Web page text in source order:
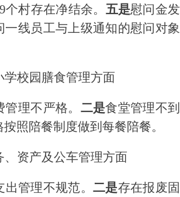
村存在净结余。 五是慰问金发
一线员工与上级通知的慰问对象
学校园膳食管理方面
理不严格。 二是食堂管理不到
按照陪餐制度做到每餐陪餐。
、资产及公车管理方面
出管理不规范。 二是存在报废固